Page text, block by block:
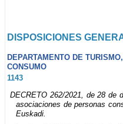
DISPOSICIONES
DEPARTAMENTO DE
CONSUMO
1143
DECRETO 262/2021, de 28 de
asociaciones de personas
Euskadi.